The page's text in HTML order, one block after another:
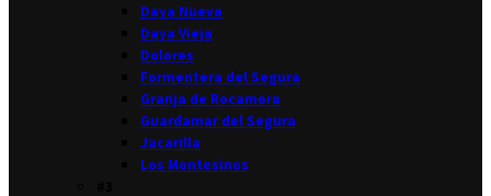
Daya Nueva
Daya Vieja
Dolores
Formentera del Segura
Granja de Rocamora
Guardamar del Segura
Jacarilla
Los Montesinos